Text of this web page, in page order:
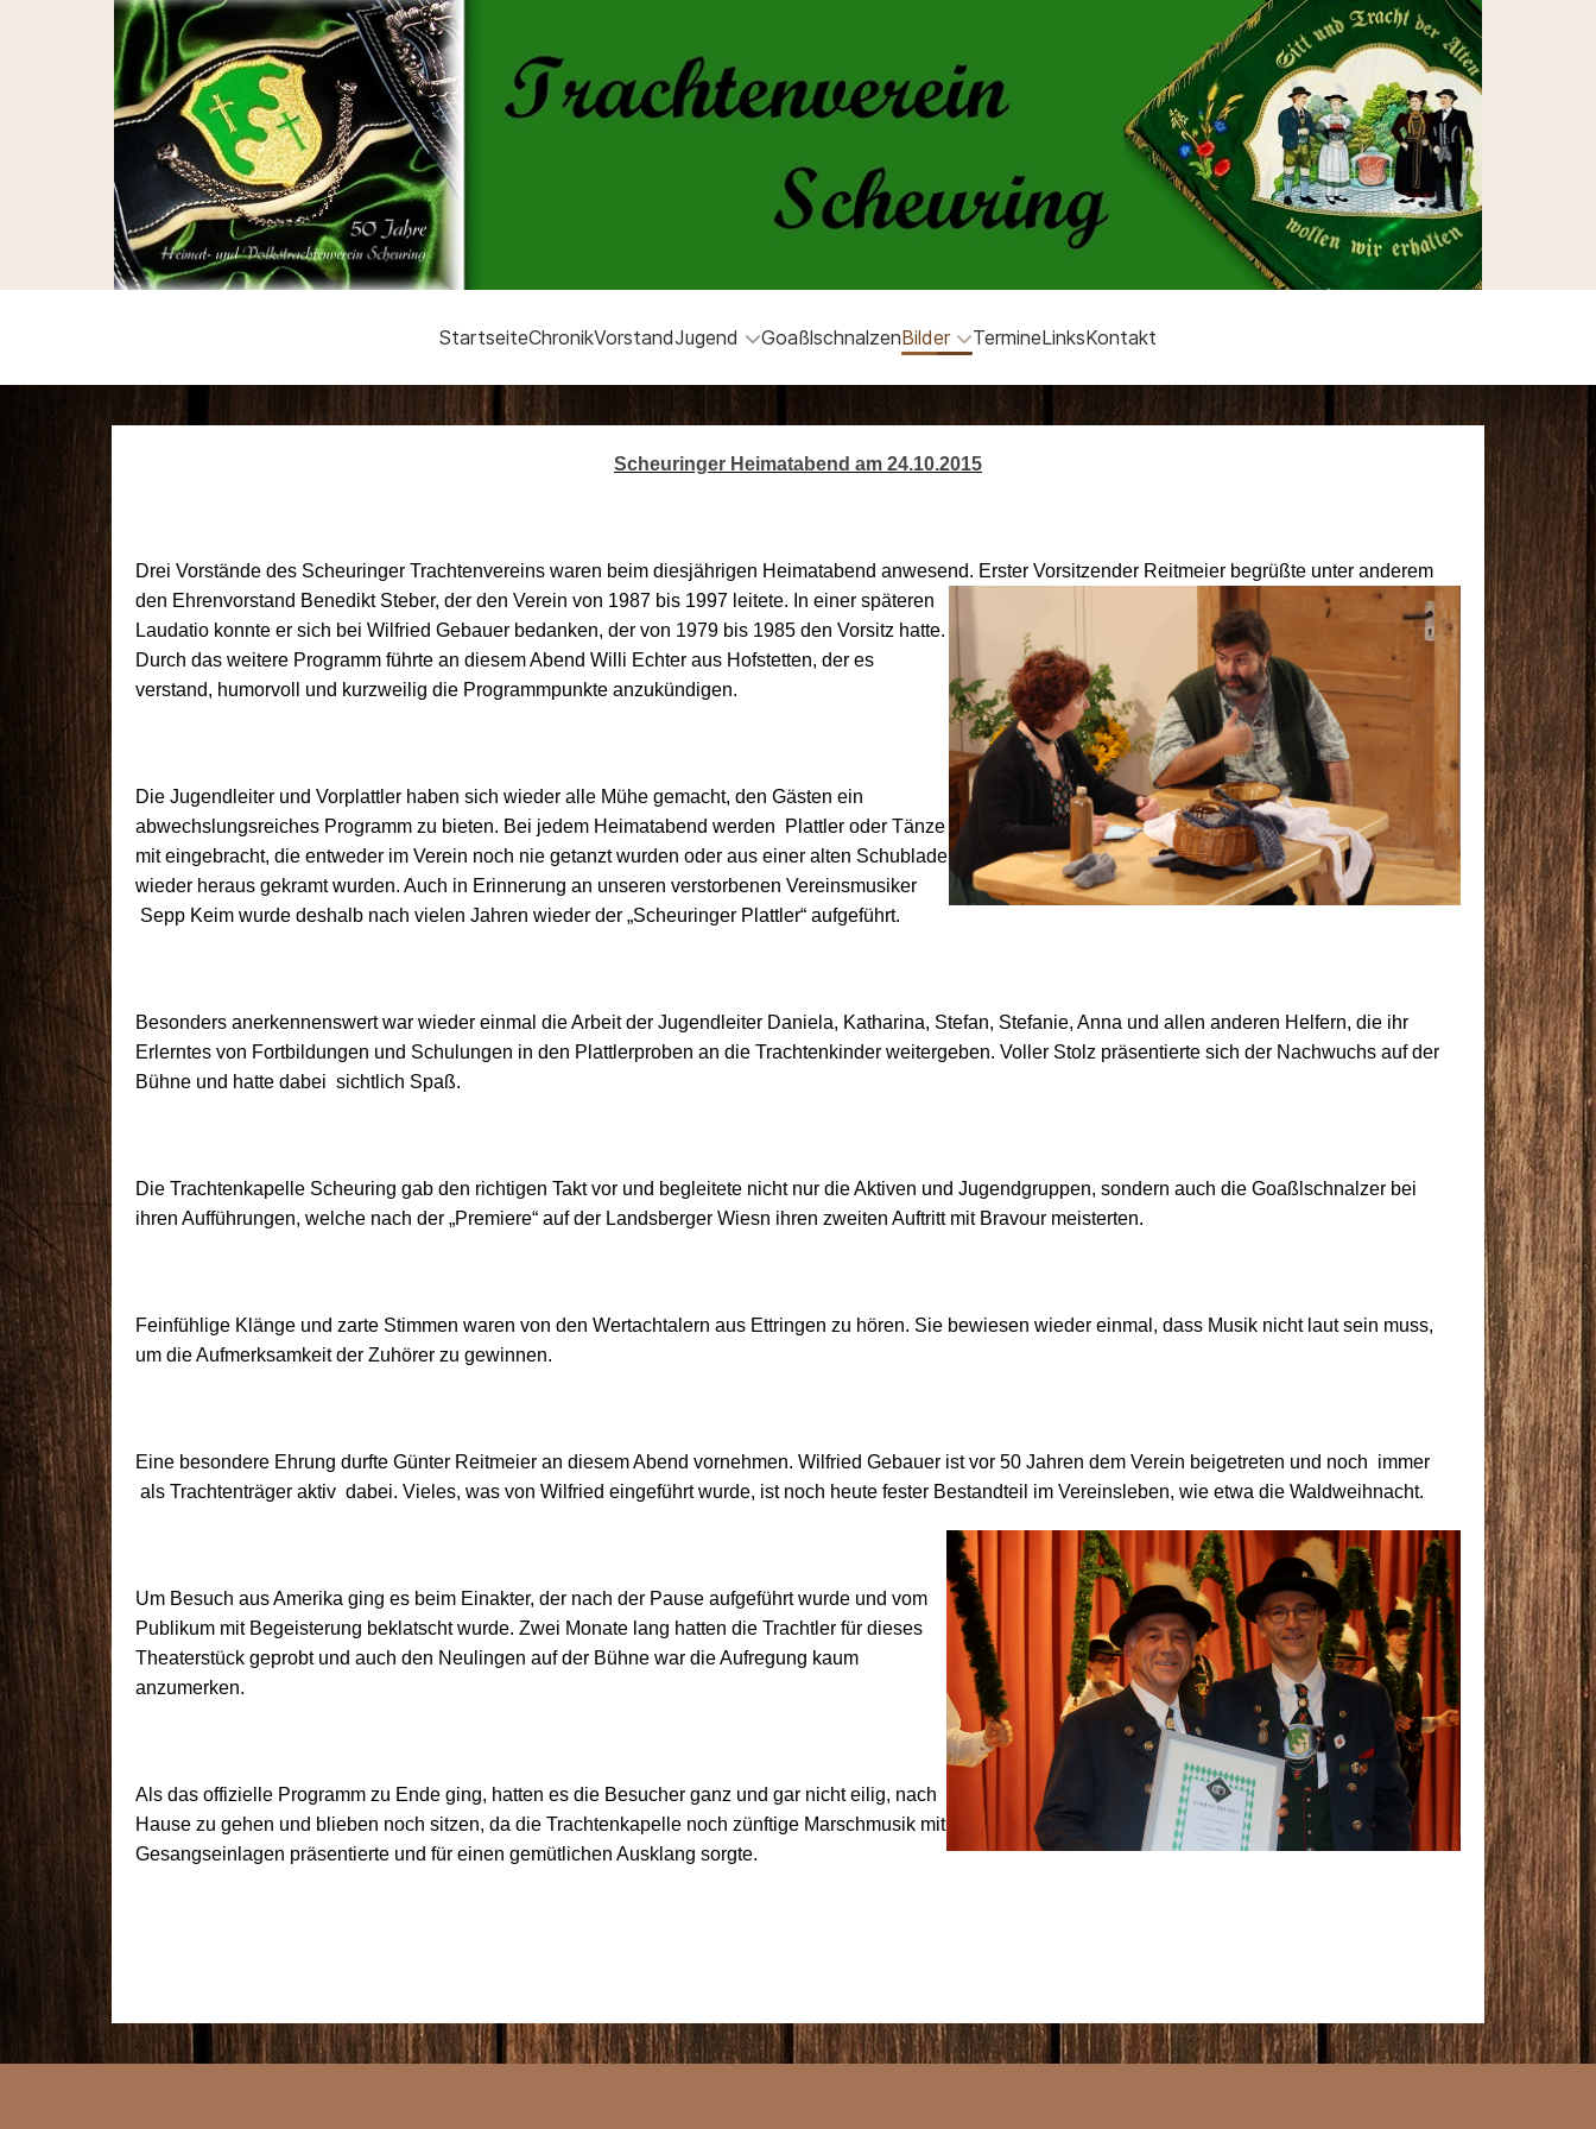
StartseiteChronikVorstandJugend GoaßlschnalzenBilder TermineLinksKontakt
Scheuringer Heimatabend am 24.10.2015
Drei Vorstände des Scheuringer Trachtenvereins waren beim diesjährigen Heimatabend anwesend. Erster Vorsitzender Reitmeier begrüßte unter anderem
den Ehrenvorstand Benedikt Steber, der den Verein von 1987 bis 1997 leitete. In einer späteren
Laudatio konnte er sich bei Wilfried Gebauer bedanken, der von 1979 bis 1985 den Vorsitz hatte.
Durch das weitere Programm führte an diesem Abend Willi Echter aus Hofstetten, der es
verstand, humorvoll und kurzweilig die Programmpunkte anzukündigen.
Die Jugendleiter und Vorplattler haben sich wieder alle Mühe gemacht, den Gästen ein
abwechslungsreiches Programm zu bieten. Bei jedem Heimatabend werden Plattler oder Tänze
mit eingebracht, die entweder im Verein noch nie getanzt wurden oder aus einer alten Schublade
wieder heraus gekramt wurden. Auch in Erinnerung an unseren verstorbenen Vereinsmusiker
Sepp Keim wurde deshalb nach vielen Jahren wieder der „Scheuringer Plattler“ aufgeführt.
Besonders anerkennenswert war wieder einmal die Arbeit der Jugendleiter Daniela, Katharina, Stefan, Stefanie, Anna und allen anderen Helfern, die ihr
Erlerntes von Fortbildungen und Schulungen in den Plattlerproben an die Trachtenkinder weitergeben. Voller Stolz präsentierte sich der Nachwuchs auf der
Bühne und hatte dabei sichtlich Spaß.
Die Trachtenkapelle Scheuring gab den richtigen Takt vor und begleitete nicht nur die Aktiven und Jugendgruppen, sondern auch die Goaßlschnalzer bei
ihren Aufführungen, welche nach der „Premiere“ auf der Landsberger Wiesn ihren zweiten Auftritt mit Bravour meisterten.
Feinfühlige Klänge und zarte Stimmen waren von den Wertachtalern aus Ettringen zu hören. Sie bewiesen wieder einmal, dass Musik nicht laut sein muss,
um die Aufmerksamkeit der Zuhörer zu gewinnen.
Eine besondere Ehrung durfte Günter Reitmeier an diesem Abend vornehmen. Wilfried Gebauer ist vor 50 Jahren dem Verein beigetreten und noch immer
als Trachtenträger aktiv dabei. Vieles, was von Wilfried eingeführt wurde, ist noch heute fester Bestandteil im Vereinsleben, wie etwa die Waldweihnacht.
Um Besuch aus Amerika ging es beim Einakter, der nach der Pause aufgeführt wurde und vom
Publikum mit Begeisterung beklatscht wurde. Zwei Monate lang hatten die Trachtler für dieses
Theaterstück geprobt und auch den Neulingen auf der Bühne war die Aufregung kaum
anzumerken.
Als das offizielle Programm zu Ende ging, hatten es die Besucher ganz und gar nicht eilig, nach
Hause zu gehen und blieben noch sitzen, da die Trachtenkapelle noch zünftige Marschmusik mit
Gesangseinlagen präsentierte und für einen gemütlichen Ausklang sorgte.